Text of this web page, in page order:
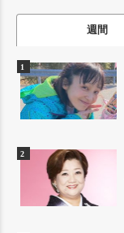
週間